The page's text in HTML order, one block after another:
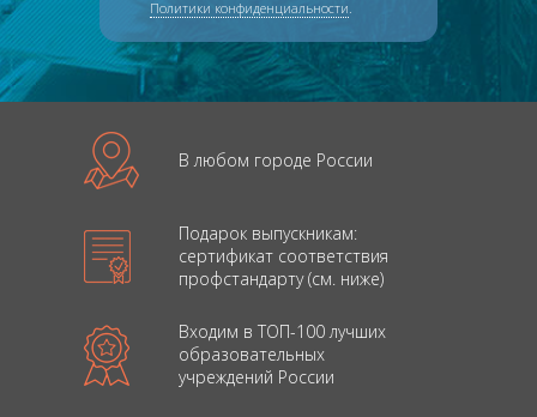
Политики конфиденциальности.
В любом городе России
Подарок выпускникам:
сертификат соответствия
профстандарту (см. ниже)
Входим в ТОП-100 лучших
образовательных
учреждений России